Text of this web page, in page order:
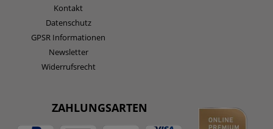
Kontakt
Datenschutz
GPSR Informationen
Newsletter
Widerrufsrecht
ZAHLUNGSARTEN